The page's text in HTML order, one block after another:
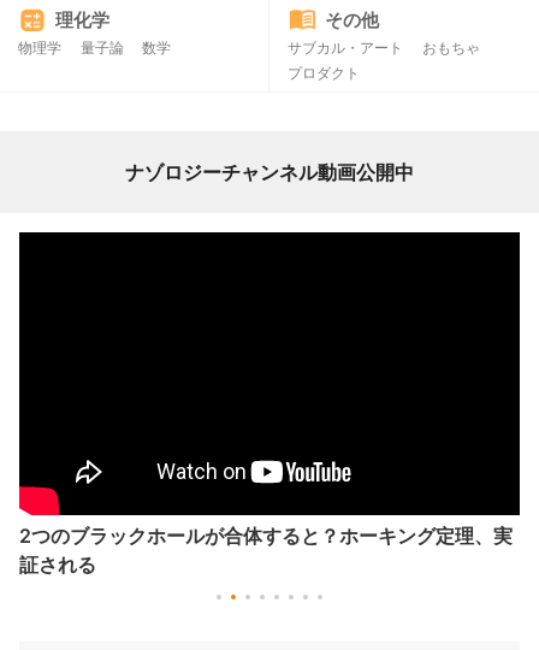
理化学
物理学 量子論 数学
その他
サブカル・アート
おもちゃ
プロダクト
ナゾロジーチャンネル動画公開中
2つのブラックホールが合体すると？ホーキング定理、実
証される